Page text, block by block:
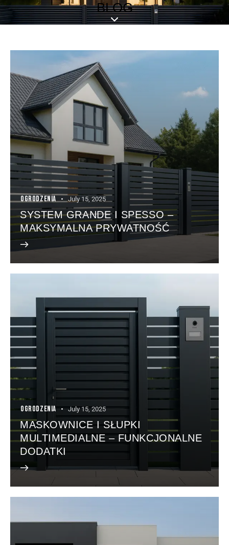
BLOG
OGRODZENIA July 15, 2025
SYSTEM GRANDE I SPESSO –
MAKSYMALNA PRYWATNOŚĆ
OGRODZENIA July 15, 2025
MASKOWNICE I SŁUPKI
MULTIMEDIALNE – FUNKCJONALNE
DODATKI